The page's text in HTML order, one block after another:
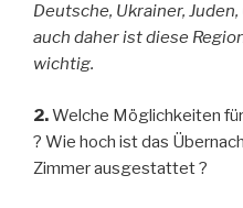
Deutsche, Ukrainer,
auch daher ist diese
wichtig.
2.Welche Möglichkeiten
? Wie hoch ist das
Zimmer ausgestattet ?